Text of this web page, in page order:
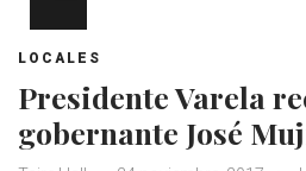
LOCALES
Presidente Varela
gobernante José